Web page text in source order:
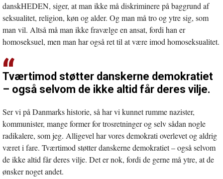
danskHEDEN, siger, at man ikke må diskriminere på baggrund af
seksualitet, religion, køn og alder. Og man må tro og ytre sig, som
man vil. Altså må man ikke fravælge en ansat, fordi han er
homoseksuel, men man har også ret til at være imod homoseksualitet.
Tværtimod støtter danskerne demokratiet
– også selvom de ikke altid får deres vilje.
Ser vi på Danmarks historie, så har vi kunnet rumme nazister,
kommunister, mange former for trosretninger og selv sådan nogle
radikalere, som jeg. Alligevel har vores demokrati overlevet og aldrig
været i fare. Tværtimod støtter danskerne demokratiet – også selvom
de ikke altid får deres vilje. Det er nok, fordi de gerne må ytre, at de
ønsker noget andet.